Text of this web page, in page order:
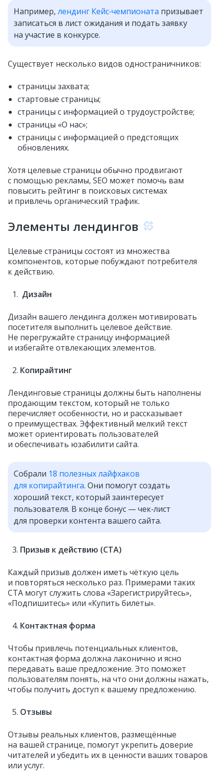
Например, лендинг Кейс‑чемпионата призывает
записаться в лист ожидания и подать заявку
на участие в конкурсе.
Существует несколько видов одностраничников:
страницы захвата;
стартовые страницы;
страницы с информацией о трудоустройстве;
страницы «О нас»;
страницы с информацией о предстоящих
обновлениях.
Хотя целевые страницы обычно продвигают
с помощью рекламы, SEO может помочь вам
повысить рейтинг в поисковых системах
и привлечь органический трафик.
Элементы лендингов
Целевые страницы состоят из множества
компонентов, которые побуждают потребителя
к действию.
Дизайн
Дизайн вашего лендинга должен мотивировать
посетителя выполнить целевое действие.
Не перегружайте страницу информацией
и избегайте отвлекающих элементов.
Копирайтинг
Лендинговые страницы должны быть наполнены
продающим текстом, который не только
перечисляет особенности, но и рассказывает
о преимуществах. Эффективный мелкий текст
может ориентировать пользователей
и обеспечивать юзабилити сайта.
Собрали 18 полезных лайфхаков
для копирайтинга. Они помогут создать
хороший текст, который заинтересует
пользователя. В конце бонус — чек‑лист
для проверки контента вашего сайта.
Призыв к действию (CTA)
Каждый призыв должен иметь чёткую цель
и повторяться несколько раз. Примерами таких
CTA могут служить слова «Зарегистрируйтесь»,
«Подпишитесь» или «Купить билеты».
Контактная форма
Чтобы привлечь потенциальных клиентов,
контактная форма должна лаконично и ясно
передавать ваше предложение. Это поможет
пользователям понять, на что они должны нажать,
чтобы получить доступ к вашему предложению.
Отзывы
Отзывы реальных клиентов, размещённые
на вашей странице, помогут укрепить доверие
читателей и убедить их в ценности ваших товаров
или услуг.